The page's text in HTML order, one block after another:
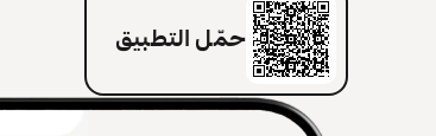
حمّل التطبيق